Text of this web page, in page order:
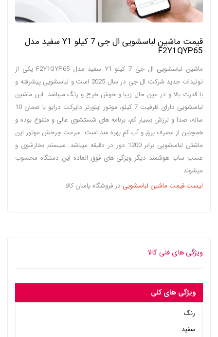
قیمت ماشین لباسشویی ال جی 7 کیلو Y1 سفید مدل
F2Y1QYP65
ماشین لباسشویی ال جی 7 کیلو Y1 سفید مدل F2Y1QYP65 یکی از
تولیدات جدید شرکت ال جی در سال 2025 است و لباسشویی پیشرفته و
با قدرت بالا و در عین حال زیبا و خوش طرح و رنگ میباشد. این ماشین
لباسشویی دارای ظرفیت 7 کیلو، موتور اینورتر دایرکت درایو با ضمان 10
ساله، صدا و لرزش بسیار کم، برنامه های شستشوی عالی و متنوع بوده و
همچنین از مصرف برق و آب کم بهره مند است. سرعت چرخش موتور این
ماشتی لباسشویی برابر 1200 دور در دقیقه میباشد. سیستم بخارشوی و
عسب ساب هوشمند دیگر ویژگی های فوق العاده این دستگاه محسوب
میشوند.
لیست قیمت ماشین لباسشویی در فروشگاه یاسان کالا
ویژگی های فنی کالا
ویژگی های کلی
رنگ
سفید